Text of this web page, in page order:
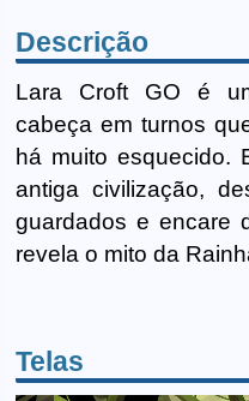
Descrição
Lara Croft GO é
cabeça em turnos
há muito esquecido.
antiga civilização,
guardados e encare
revela o mito da
Telas